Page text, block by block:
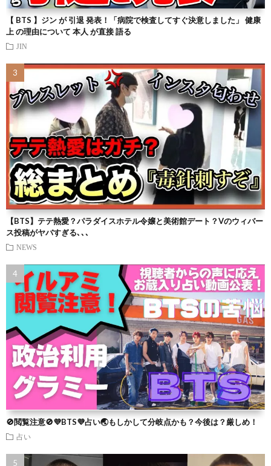
【 BTS 】ジン が 引退 発表！「病院で検査してすぐ決意しました」 健康
上 の理由について 本人 が直接 語る
JIN
【BTS】テテ熱愛？パラダイスホテル令嬢と美術館デート？Vのウィバー
ス投稿がヤバすぎる､､､
NEWS
🚫閲覧注意🚫💜BTS💜占い🌏もしかして分岐点かも？今後は？厳しめ！
占い